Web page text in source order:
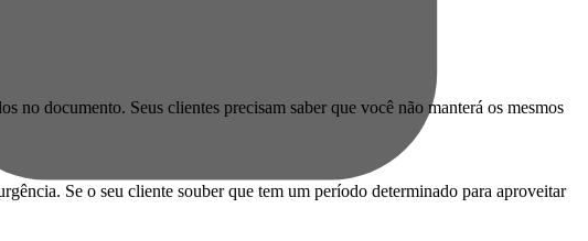
no documento. Seus clientes precisam saber que você não manterá os mesmos
Se o seu cliente souber que tem um período determinado para aproveitar